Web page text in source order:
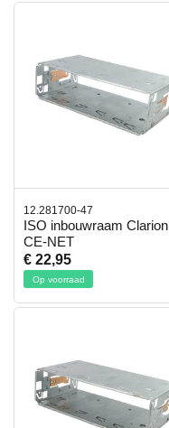
12.281700-47
ISO inbouwraam Clarion
CE-NET
€ 22,95
Op voorraad